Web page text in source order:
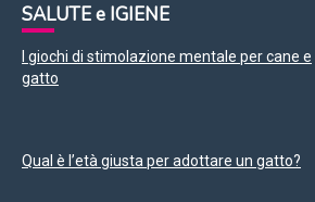
SALUTE e IGIENE
I giochi di stimolazione mentale per cane e
gatto
Qual è l’età giusta per adottare un gatto?